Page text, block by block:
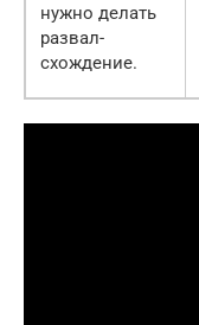
нужно делать
развал-
схождение.